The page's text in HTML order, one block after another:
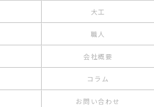
大工
職人
会社概要
コラム
お問い合わせ